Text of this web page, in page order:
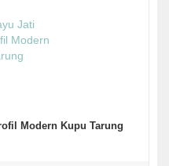
Modern Kupu Tarung